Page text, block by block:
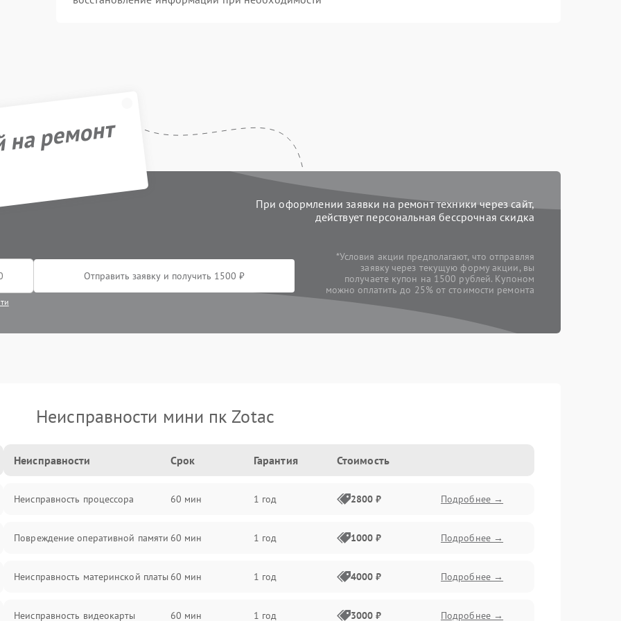
ремонт
При оформлении заявки на ремонт техники через сайт,
действует персональная бессрочная скидка
Отправить заявку и получить 1500 ₽
*Условия акции предполагают, что отправляя
заявку через текущую форму акции, вы
получаете купон на 1500 рублей. Купоном
можно оплатить до 25% от стоимости ремонта
Неисправности мини пк Zotac
Неисправности Срок Гарантия Стоимость
Неисправность процессора 60 мин 1 год 2800 ₽ Подробнее →
Повреждение оперативной памяти 60 мин 1 год 1000 ₽ Подробнее →
Неисправность материнской платы 60 мин 1 год 4000 ₽ Подробнее →
Неисправность видеокарты 60 мин 1 год 3000 ₽ Подробнее →